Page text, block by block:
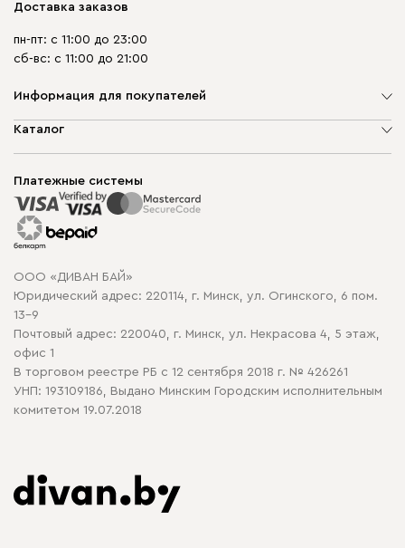
Доставка заказов
пн-пт: с 11:00 до 23:00
сб-вс: с 11:00 до 21:00
Информация для покупателей
О компании
Способы оплаты
Рассрочка и кредит
Гарантия
Карта сайта
Политика конфиденциальности
Политика в отношении обработки cookie
Каталог
Корпусная мебель
Распродажа мебели
Платежные системы
ООО «ДИВАН БАЙ»
Юридический адрес: 220114, г. Минск, ул. Огинского, 6 пом.
13-9
Почтовый адрес: 220040, г. Минск, ул. Некрасова 4, 5 этаж,
офис 1
В торговом реестре РБ с 12 сентября 2018 г. № 426261
УНП: 193109186, Выдано Минским Городским исполнительным
комитетом 19.07.2018